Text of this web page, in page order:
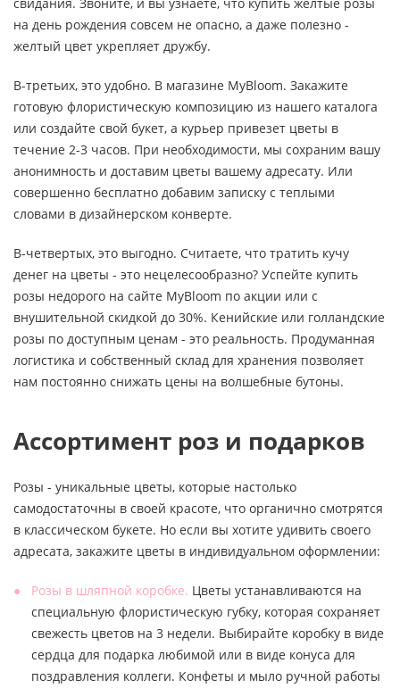
на день рождения совсем не опасно, а даже полезно -
желтый цвет укрепляет дружбу.
В-третьих, это удобно. В магазине MyBloom. Закажите
готовую флористическую композицию из нашего каталога
или создайте свой букет, а курьер привезет цветы в
течение 2-3 часов. При необходимости, мы сохраним вашу
анонимность и доставим цветы вашему адресату. Или
совершенно бесплатно добавим записку с теплыми
словами в дизайнерском конверте.
В-четвертых, это выгодно. Считаете, что тратить кучу
денег на цветы - это нецелесообразно? Успейте купить
розы недорого на сайте MyBloom по акции или с
внушительной скидкой до 30%. Кенийские или голландские
розы по доступным ценам - это реальность. Продуманная
логистика и собственный склад для хранения позволяет
нам постоянно снижать цены на волшебные бутоны.
Ассортимент роз и подарков
Розы - уникальные цветы, которые настолько
самодостаточны в своей красоте, что органично смотрятся
в классическом букете. Но если вы хотите удивить своего
адресата, закажите цветы в индивидуальном оформлении:
Розы в шляпной коробке. Цветы устанавливаются на
специальную флористическую губку, которая сохраняет
свежесть цветов на 3 недели. Выбирайте коробку в виде
сердца для подарка любимой или в виде конуса для
поздравления коллеги. Конфеты и мыло ручной работы